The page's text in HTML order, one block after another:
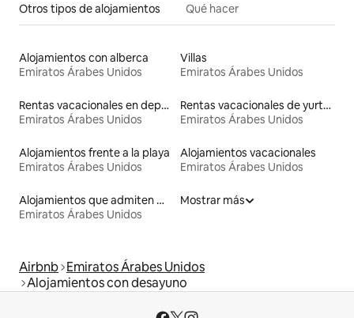
Otros tipos de alojamientos Qué hacer
Alojamientos con alberca
Emiratos Árabes Unidos
Villas
Emiratos Árabes Unidos
Rentas vacacionales en departamentos con cama de altura accesible
Emiratos Árabes Unidos
Rentas vacacionales de yurtas con jacuzzi
Emiratos Árabes Unidos
Alojamientos frente a la playa
Emiratos Árabes Unidos
Alojamientos vacacionales
Emiratos Árabes Unidos
Alojamientos que admiten mascotas
Emiratos Árabes Unidos
Mostrar más
Airbnb Emiratos Árabes Unidos
Alojamientos con desayuno